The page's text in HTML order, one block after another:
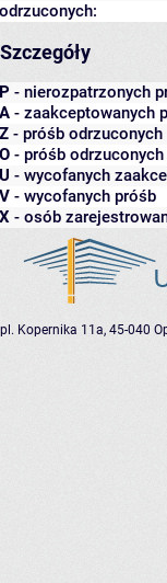
odrzuconych:
Szczegóły
P - nierozpatrzonych
A - zaakceptowanych
Z - próśb odrzuconych
O - próśb
U - wycofanych
V - wycofanych próśb
X - osób
pl. Kopernika 11a, 45-040